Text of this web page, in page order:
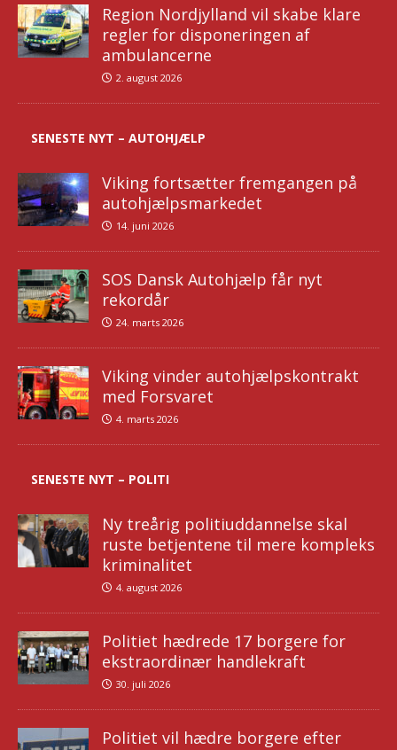
Region Nordjylland vil skabe klare
regler for disponeringen af
ambulancerne
2. august 2026
SENESTE NYT – AUTOHJÆLP
Viking fortsætter fremgangen på
autohjælpsmarkedet
14. juni 2026
SOS Dansk Autohjælp får nyt
rekordår
24. marts 2026
Viking vinder autohjælpskontrakt
med Forsvaret
4. marts 2026
SENESTE NYT – POLITI
Ny treårig politiuddannelse skal
ruste betjentene til mere kompleks
kriminalitet
4. august 2026
Politiet hædrede 17 borgere for
ekstraordinær handlekraft
30. juli 2026
Politiet vil hædre borgere efter